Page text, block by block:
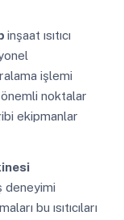
inşaat ısıtıcı
işlemi
noktalar
ekipmanlar
deneyimi
bu ısıtıcıları